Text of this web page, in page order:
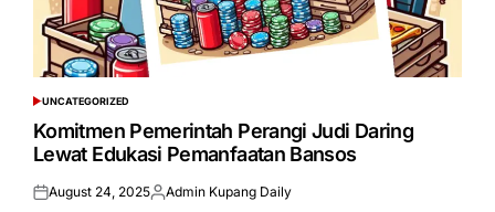
POSTED
IN
UNCATEGORIZED
Komitmen Pemerintah Perangi Judi Daring
Lewat Edukasi Pemanfaatan Bansos
Posted
August 24, 2025Posted
Admin Kupang Daily